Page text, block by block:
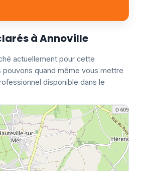
à Annoville
actuellement pour cette
pouvons quand même vous mettre
disponible dans le